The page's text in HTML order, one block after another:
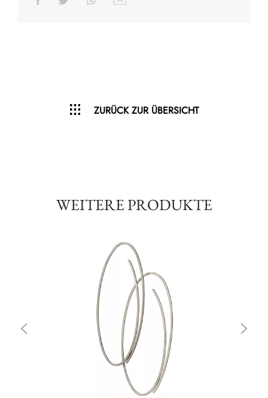
ZURÜCK ZUR ÜBERSICHT
WEITERE PRODUKTE